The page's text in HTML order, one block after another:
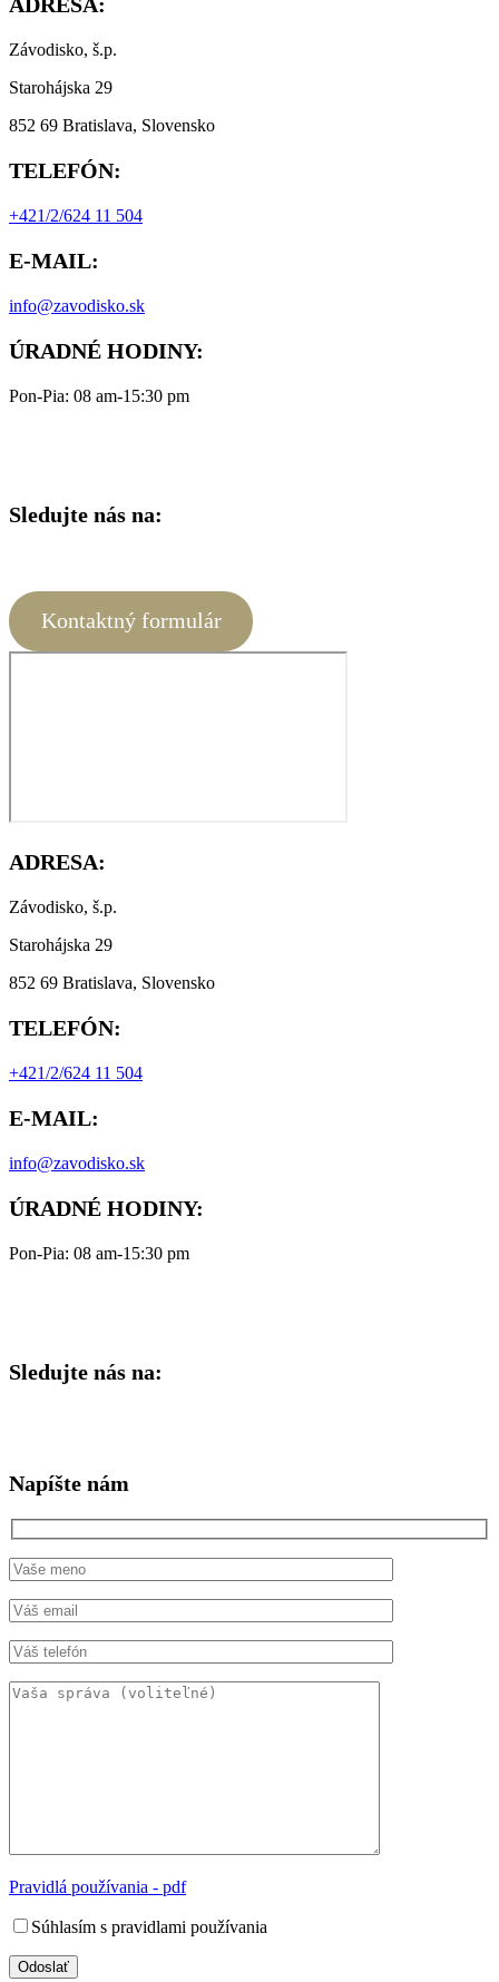
Závodisko, š.p.
Starohájska 29
852 69 Bratislava, Slovensko
TELEFÓN:
+421/2/624 11 504
E-MAIL:
info@zavodisko.sk
ÚRADNÉ HODINY:
Pon-Pia: 08 am-15:30 pm
Sledujte nás na:
Kontaktný formulár
ADRESA:
Závodisko, š.p.
Starohájska 29
852 69 Bratislava, Slovensko
TELEFÓN:
+421/2/624 11 504
E-MAIL:
info@zavodisko.sk
ÚRADNÉ HODINY:
Pon-Pia: 08 am-15:30 pm
Sledujte nás na:
Napíšte nám
Pravidlá používania - pdf
Súhlasím s pravidlami používania